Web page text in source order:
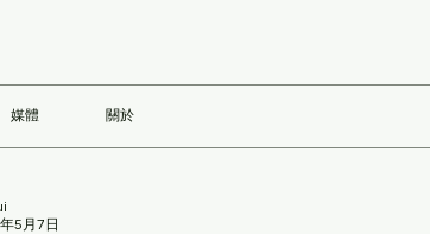
媒體 關於
5月7日